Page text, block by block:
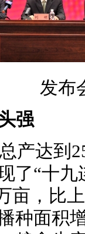
发布
强
产达到
了“十
亩，比
种面积